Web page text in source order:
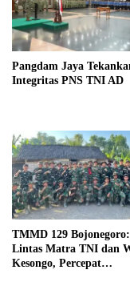
Pangdam Jaya
Integritas PNS TNI AD
TMMD 129
Lintas Matra TNI dan
Kesongo, Percepat